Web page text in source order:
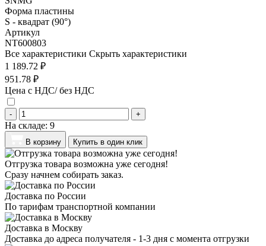
Форма пластины
S - квадрат (90°)
Артикул
NT600803
Все характеристики Скрыть характеристики
1 189.72 ₽
951.78 ₽
Цена с НДС/ без НДС
- +
На складе: 9
В корзину Купить в один клик
Отгрузка товара возможна уже сегодня!
Сразу начнем собирать заказ.
Доставка по России
По тарифам транспортной компании
Доставка в Москву
Доставка до адреса получателя - 1-3 дня с момента отгрузки